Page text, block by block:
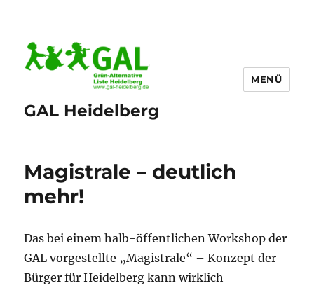
GAL Heidelberg
MENÜ
Magistrale – deutlich
mehr!
Das bei einem halb-öffentlichen Workshop der
GAL vorgestellte „Magistrale“ – Konzept der
Bürger für Heidelberg kann wirklich